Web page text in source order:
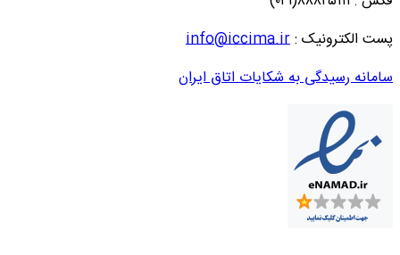
پست الکترونیک :info@iccima.ir
سامانه رسیدگی به شکایات اتاق ایران